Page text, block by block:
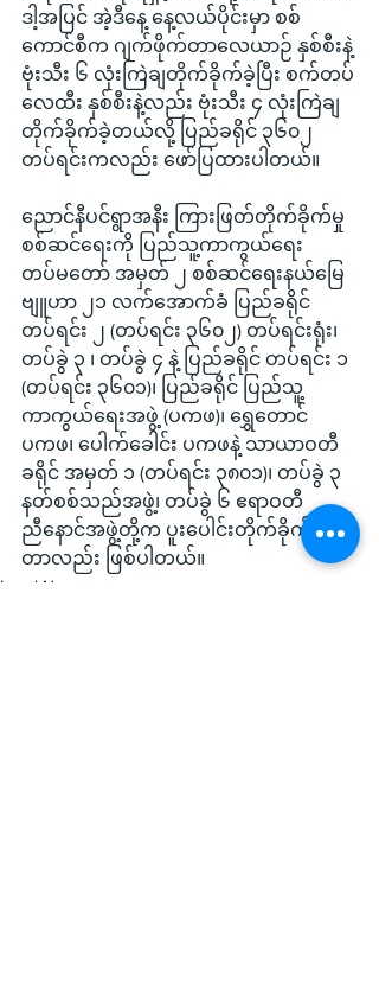
ဒါ့အပြင် အဲ့ဒီနေ့ နေ့လယ်ပိုင်းမှာ စစ်
ကောင်စီက ဂျက်ဖိုက်တာလေယာဉ် နှစ်စီးနဲ့
ဗုံးသီး ၆ လုံးကြဲချတိုက်ခိုက်ခဲ့ပြီး စက်တပ်
လေထီး နှစ်စီးနဲ့လည်း ဗုံးသီး ၄ လုံးကြဲချ
တိုက်ခိုက်ခဲ့တယ်လို့ ပြည်ခရိုင် ၃၆၀၂
တပ်ရင်းကလည်း ဖော်ပြထားပါတယ်။
ညောင်နီပင်ရွာအနီး ကြားဖြတ်တိုက်ခိုက်မှု
စစ်ဆင်ရေးကို ပြည်သူ့ကာကွယ်ရေး
တပ်မတော် အမှတ် ၂ စစ်ဆင်ရေးနယ်မြေ
ဗျူဟာ ၂၁ လက်အောက်ခံ ပြည်ခရိုင်
တပ်ရင်း ၂ (တပ်ရင်း ၃၆၀၂) တပ်ရင်းရုံး၊
တပ်ခွဲ ၃ ၊ တပ်ခွဲ ၄ နဲ့ ပြည်ခရိုင် တပ်ရင်း ၁
(တပ်ရင်း ၃၆၀၁)၊ ပြည်ခရိုင် ပြည်သူ့
ကာကွယ်ရေးအဖွဲ့ (ပကဖ)၊ ရွှေတောင်
ပကဖ၊ ပေါက်ခေါင်း ပကဖနဲ့ သာယာဝတီ
ခရိုင် အမှတ် ၁ (တပ်ရင်း ၃၈၀၁)၊ တပ်ခွဲ ၃
နတ်စစ်သည်အဖွဲ့၊ တပ်ခွဲ ၆ ဧရာဝတီ
ညီနောင်အဖွဲ့တို့က ပူးပေါင်းတိုက်ခိုက်ခဲ့ကြ
တာလည်း ဖြစ်ပါတယ်။
Local News